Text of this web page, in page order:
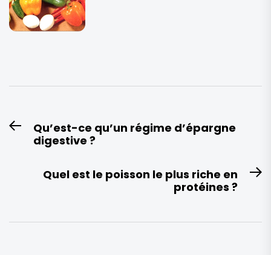
Navigation
de
l’article
PreviousQu’est-ce qu’un régime d’épargne
digestive ?
Quel est le poisson le plus riche en
protéines ?